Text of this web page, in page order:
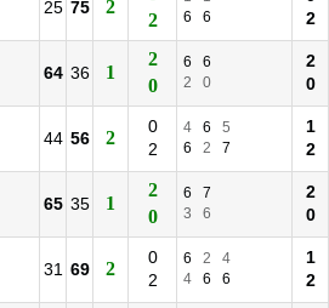
25 75 2
2
6
6
2
64 36 1
2
0
6
6
2
0
2
0
44 56 2
0
2
4 6
5
6
2 7
1
2
65 35 1
2
0
6
7
3
6
2
0
31 69 2
0
2
6 2
4
4
6 6
1
2